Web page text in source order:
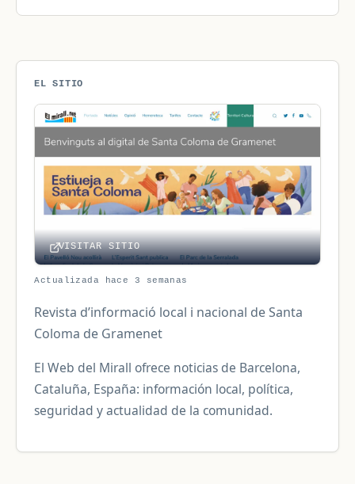
EL SITIO
VISITAR SITIO
Actualizada hace 3 semanas
Revista d’informació local i nacional de Santa
Coloma de Gramenet
El Web del Mirall ofrece noticias de Barcelona,
Cataluña, España: información local, política,
seguridad y actualidad de la comunidad.